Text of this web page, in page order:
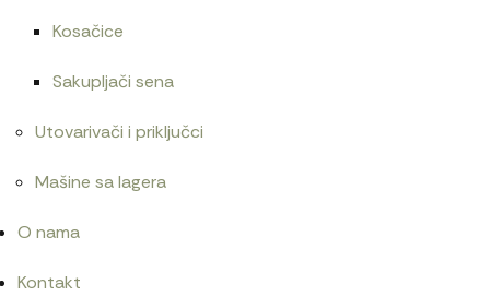
Kosačice
Sakupljači sena
Utovarivači i priključci
Mašine sa lagera
O nama
Kontakt